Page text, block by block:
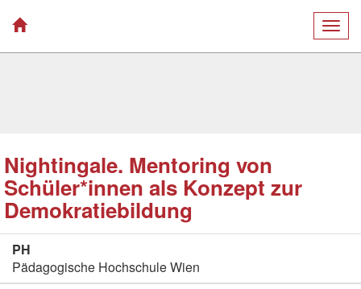
Nightingale. Mentoring von
Schüler*innen als Konzept zur
Demokratiebildung
PH
Pädagogische Hochschule Wien